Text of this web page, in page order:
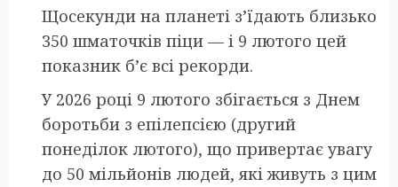
Щосекунди на планеті з’їдають близько
350 шматочків піци — і 9 лютого цей
показник б’є всі рекорди.
У 2026 році 9 лютого збігається з Днем
боротьби з епілепсією (другий
понеділок лютого), що привертає увагу
до 50 мільйонів людей, які живуть з цим